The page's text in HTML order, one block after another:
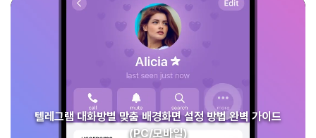
텔레그램 대화방별 맞춤 배경화면 설정 방법 완벽 가이드
(PC/모바일)